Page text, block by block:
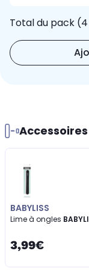
Total du pack
Accessoires
BABYLISS
Lime à ongles
3,99€